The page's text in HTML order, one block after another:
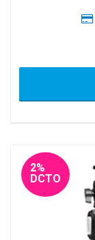
2%
DCTO